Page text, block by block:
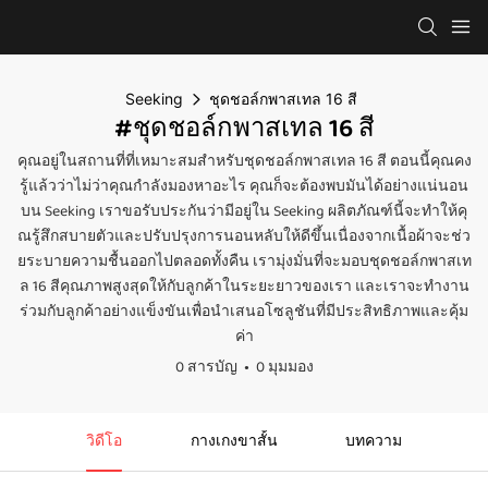
Seeking ชุดชอล์กพาสเทล 16 สี
#ชุดชอล์กพาสเทล 16 สี
คุณอยู่ในสถานที่ที่เหมาะสมสำหรับชุดชอล์กพาสเทล 16 สี ตอนนี้คุณคง
รู้แล้วว่าไม่ว่าคุณกำลังมองหาอะไร คุณก็จะต้องพบมันได้อย่างแน่นอน
บน Seeking เราขอรับประกันว่ามีอยู่ใน Seeking ผลิตภัณฑ์นี้จะทำให้คุ
ณรู้สึกสบายตัวและปรับปรุงการนอนหลับให้ดีขึ้นเนื่องจากเนื้อผ้าจะช่ว
ยระบายความชื้นออกไปตลอดทั้งคืน เรามุ่งมั่นที่จะมอบชุดชอล์กพาสเท
ล 16 สีคุณภาพสูงสุดให้กับลูกค้าในระยะยาวของเรา และเราจะทำงาน
ร่วมกับลูกค้าอย่างแข็งขันเพื่อนำเสนอโซลูชันที่มีประสิทธิภาพและคุ้ม
ค่า
0 สารบัญ
0 มุมมอง
วิดีโอ กางเกงขาสั้น บทความ